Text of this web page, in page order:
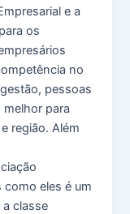
e a
os
no
pessoas
para
região. Além
como eles é um
classe